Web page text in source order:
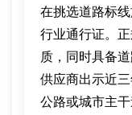
在挑选道路标
行业通行证。
质，同时具备
供应商出示近
公路或城市主干